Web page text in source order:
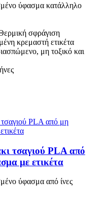
ύφασμα κατάλληλο
σφράγιση
κρεμαστή ετικέτα
μη τοξικό και
τσαγιού PLA από
με ετικέτα
ύφασμα από ίνες